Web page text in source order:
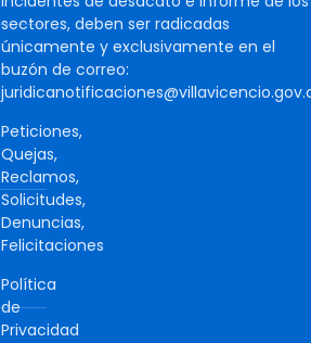
sectores, deben ser radicadas
únicamente y exclusivamente en el
buzón de correo:
Peticiones,
Quejas,
Reclamos,
Solicitudes,
Denuncias,
Felicitaciones
Política
de
Privacidad